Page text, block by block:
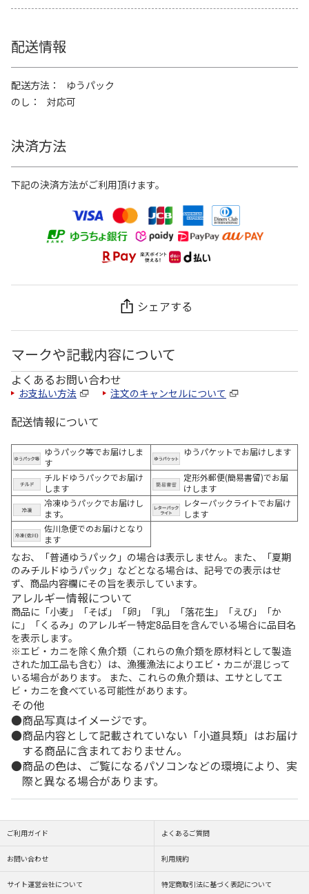
配送情報
配送方法
ゆうパック
のし
対応可
決済方法
下記の決済方法がご利用頂けます。
シェアする
マークや記載内容について
よくあるお問い合わせ
お支払い方法 注文のキャンセルについて
配送情報について
ゆうパック等でお届けしま
す
ゆうパケットでお届けします
チルドゆうパックでお届け
します
定形外郵便(簡易書留)でお届
けします
冷凍ゆうパックでお届けし
ます。
レターパックライトでお届け
します
佐川急便でのお届けとなり
ます
なお、「普通ゆうパック」の場合は表示しません。また、「夏期
のみチルドゆうパック」などとなる場合は、記号での表示はせ
ず、商品内容欄にその旨を表示しています。
アレルギー情報について
商品に「小麦」「そば」「卵」「乳」「落花生」「えび」「か
に」「くるみ」のアレルギー特定8品目を含んでいる場合に品目名
を表示します。
※エビ・カニを除く魚介類（これらの魚介類を原材料として製造
された加工品も含む）は、漁獲漁法によりエビ・カニが混じって
いる場合があります。 また、これらの魚介類は、エサとしてエ
ビ・カニを食べている可能性があります。
その他
商品写真はイメージです。
商品内容として記載されていない「小道具類」はお届け
する商品に含まれておりません。
商品の色は、ご覧になるパソコンなどの環境により、実
際と異なる場合があります。
ご利用ガイド よくあるご質問
お問い合わせ 利用規約
サイト運営会社について 特定商取引法に基づく表記について